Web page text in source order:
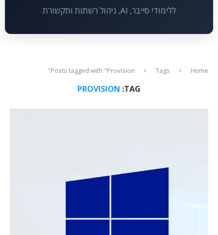
ללימודי סייבר, AI, ניהול רשתות ותקשורת
Home
Tags
Posts tagged with "Provision"
TAG:
PROVISION